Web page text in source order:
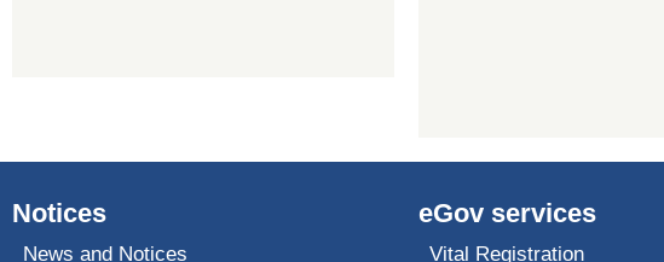
Notices
News and Notices
eGov services
Vital Registration